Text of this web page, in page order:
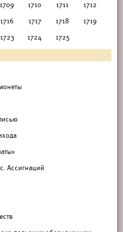
1709 1710 1711
1712
1716 1717 1718
1719
1723 1724 1725
Ассигнаций